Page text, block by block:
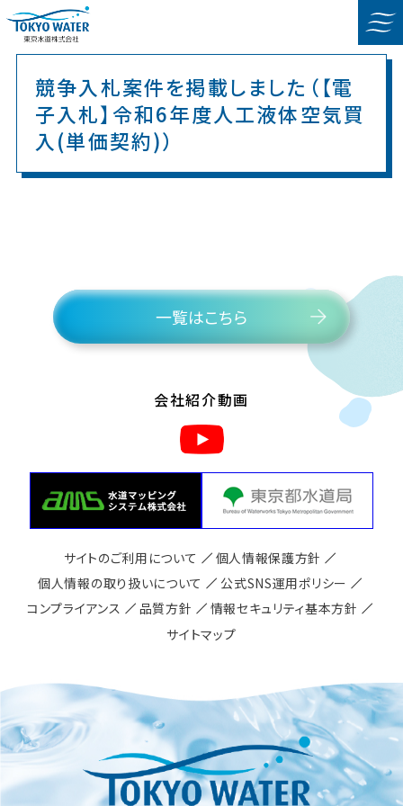
競争入札案件を掲載しました（【電
子入札】令和6年度人工液体空気買
入(単価契約)）
一覧はこちら
会社紹介動画
サイトのご利用について
個人情報保護方針
個人情報の取り扱いについて
公式SNS運用ポリシー
コンプライアンス
品質方針
情報セキュリティ基本方針
サイトマップ